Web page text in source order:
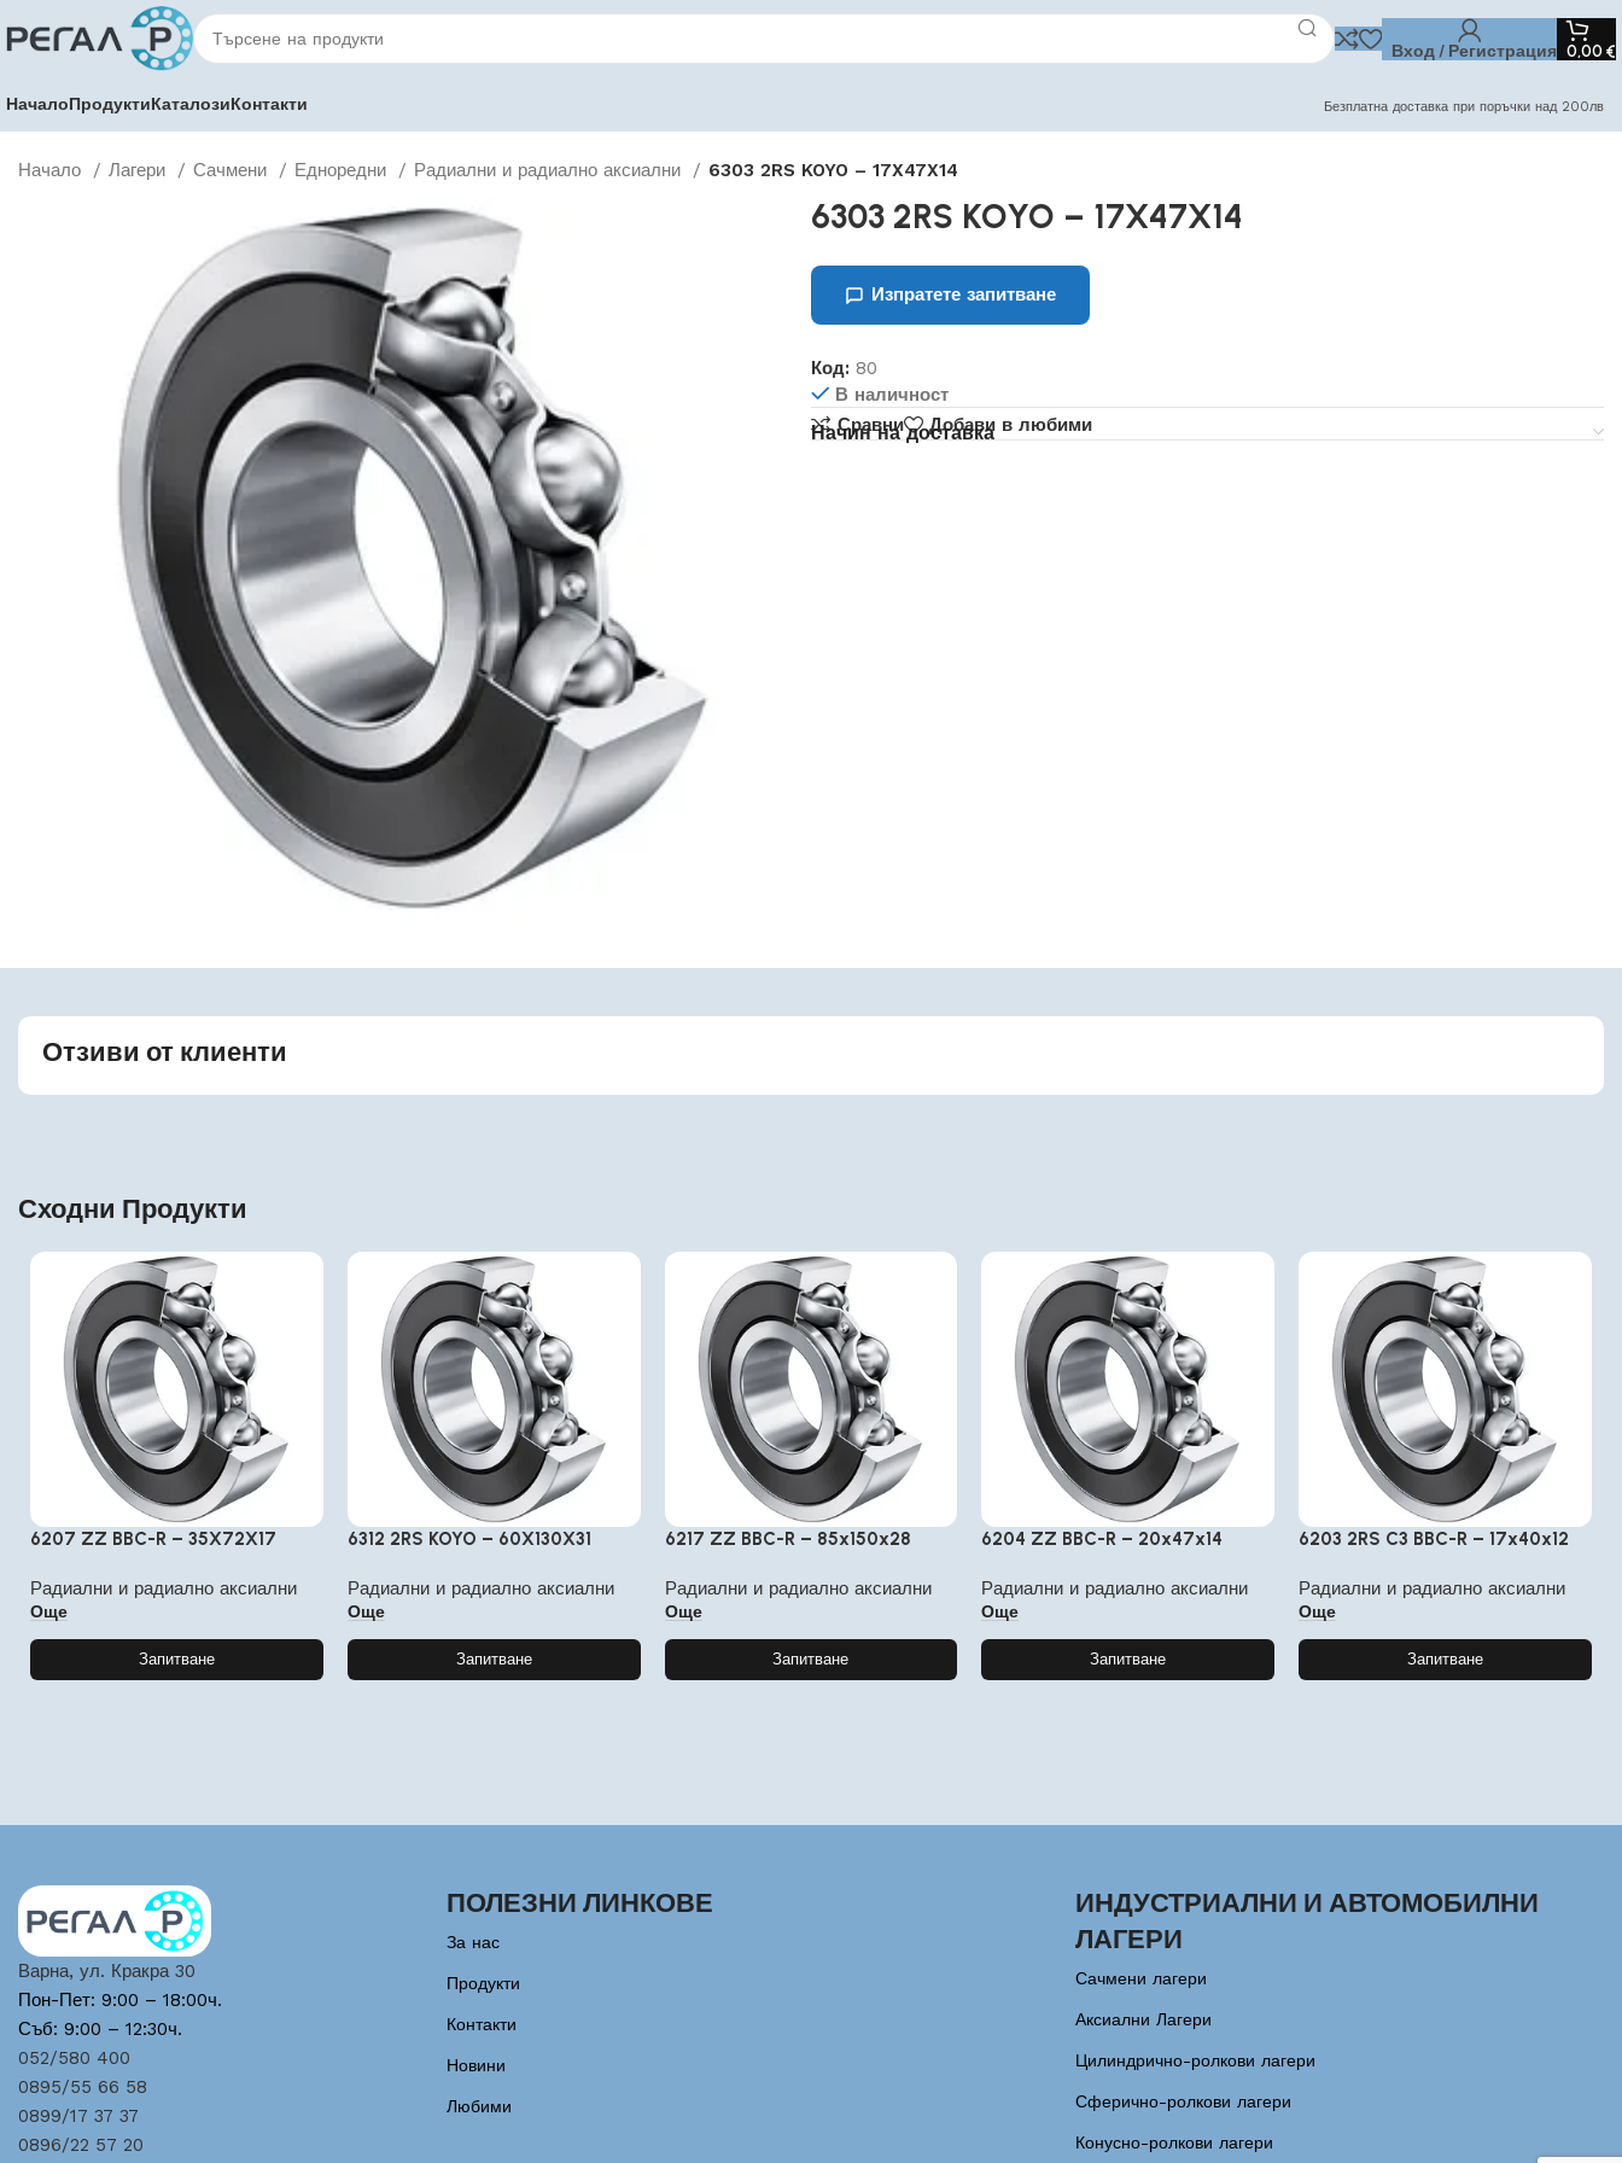
Вход / Регистрация 0,00 €
НачалоПродуктиКаталозиКонтакти Безплатна доставка при поръчки над 200лв
Начало Лагери Сачмени Едноредни Радиални и радиално аксиални 6303 2RS KOYO – 17X47X14
6303 2RS KOYO – 17X47X14
Изпратете запитване
Код: 80
В наличност
Сравни
Добави в любими
Начин на доставка
Отзиви от клиенти
Сходни Продукти
6207 ZZ BBC-R – 35X72X17
Радиални и радиално аксиални
Още
Запитване
6312 2RS KOYO – 60X130X31
Радиални и радиално аксиални
Още
Запитване
6217 ZZ BBC-R – 85x150x28
Радиални и радиално аксиални
Още
Запитване
6204 ZZ BBC-R – 20x47x14
Радиални и радиално аксиални
Още
Запитване
6203 2RS C3 BBC-R – 17x40x12
Радиални и радиално аксиални
Още
Запитване
Варна, ул. Кракра 30
Пон-Пет: 9:00 – 18:00ч.
Съб: 9:00 – 12:30ч.
052/580 400
0895/55 66 58
0899/17 37 37
0896/22 57 20
ПОЛЕЗНИ ЛИНКОВЕ
За нас
Продукти
Контакти
Новини
Любими
ИНДУСТРИАЛНИ И АВТОМОБИЛНИ
ЛАГЕРИ
Сачмени лагери
Аксиални Лагери
Цилиндрично-ролкови лагери
Сферично-ролкови лагери
Конусно-ролкови лагери